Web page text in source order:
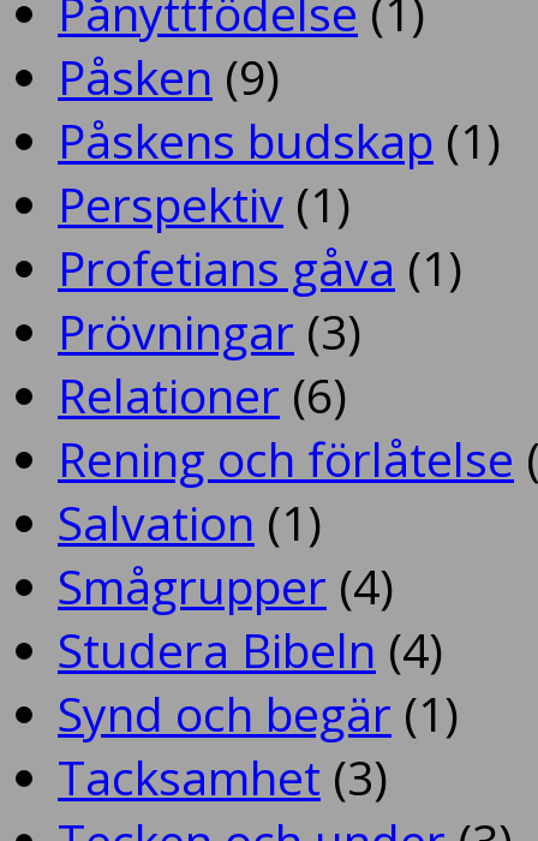
Påsken (9)
Påskens budskap (1)
Perspektiv (1)
Profetians gåva (1)
Prövningar (3)
Relationer (6)
Rening och förlåtelse
Salvation (1)
Smågrupper (4)
Studera Bibeln (4)
Synd och begär (1)
Tacksamhet (3)